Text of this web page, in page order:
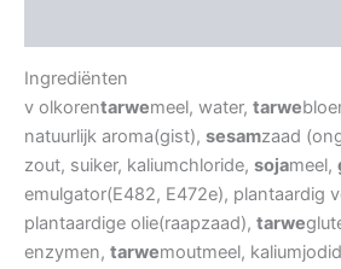
Ingrediënten
v olkorentarwemeel, water, tarwe
natuurlijk aroma(gist), sesamzaad
zout, suiker, kaliumchloride, sojameel,
emulgator(E482, E472e), plantaardig
plantaardige olie(raapzaad), tarwe
enzymen, tarwemoutmeel,